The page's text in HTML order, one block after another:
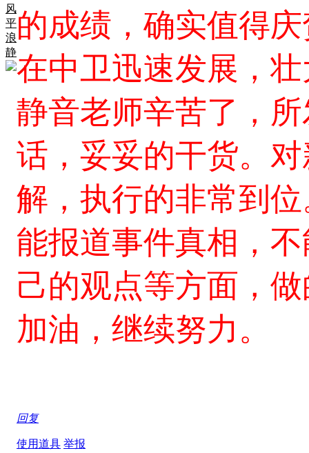
风
平
浪
静
的成绩，确实值得
在中卫迅速发展，
静音老师辛苦了，
话，妥妥的干货。
解，执行的非常到
能报道事件真相，
己的观点等方面，
加油，继续努力。
回复
使用道具 举报